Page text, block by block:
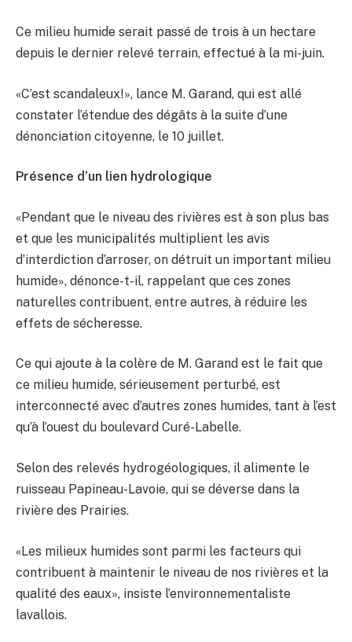
Ce milieu humide serait passé de trois à un hectare
depuis le dernier relevé terrain, effectué à la mi-juin.
«C’est scandaleux!», lance M. Garand, qui est allé
constater l’étendue des dégâts à la suite d’une
dénonciation citoyenne, le 10 juillet.
Présence d’un lien hydrologique
«Pendant que le niveau des rivières est à son plus bas
et que les municipalités multiplient les avis
d’interdiction d’arroser, on détruit un important milieu
humide», dénonce-t-il, rappelant que ces zones
naturelles contribuent, entre autres, à réduire les
effets de sécheresse.
Ce qui ajoute à la colère de M. Garand est le fait que
ce milieu humide, sérieusement perturbé, est
interconnecté avec d’autres zones humides, tant à l’est
qu’à l’ouest du boulevard Curé-Labelle.
Selon des relevés hydrogéologiques, il alimente le
ruisseau Papineau-Lavoie, qui se déverse dans la
rivière des Prairies.
«Les milieux humides sont parmi les facteurs qui
contribuent à maintenir le niveau de nos rivières et la
qualité des eaux», insiste l’environnementaliste
lavallois.